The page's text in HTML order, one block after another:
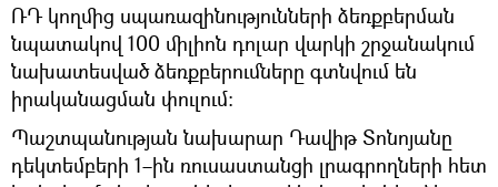
ՌԴ կողմից սպառազինությունների ձեռքբերման
նպատակով 100 միլիոն դոլար վարկի շրջանակում
նախատեսված ձեռքբերումները գտնվում են
իրականացման փուլում։
Պաշտպանության նախարար Դավիթ Տոնոյանը
դեկտեմբերի 1–ին ռուսաստանցի լրագրողների հետ